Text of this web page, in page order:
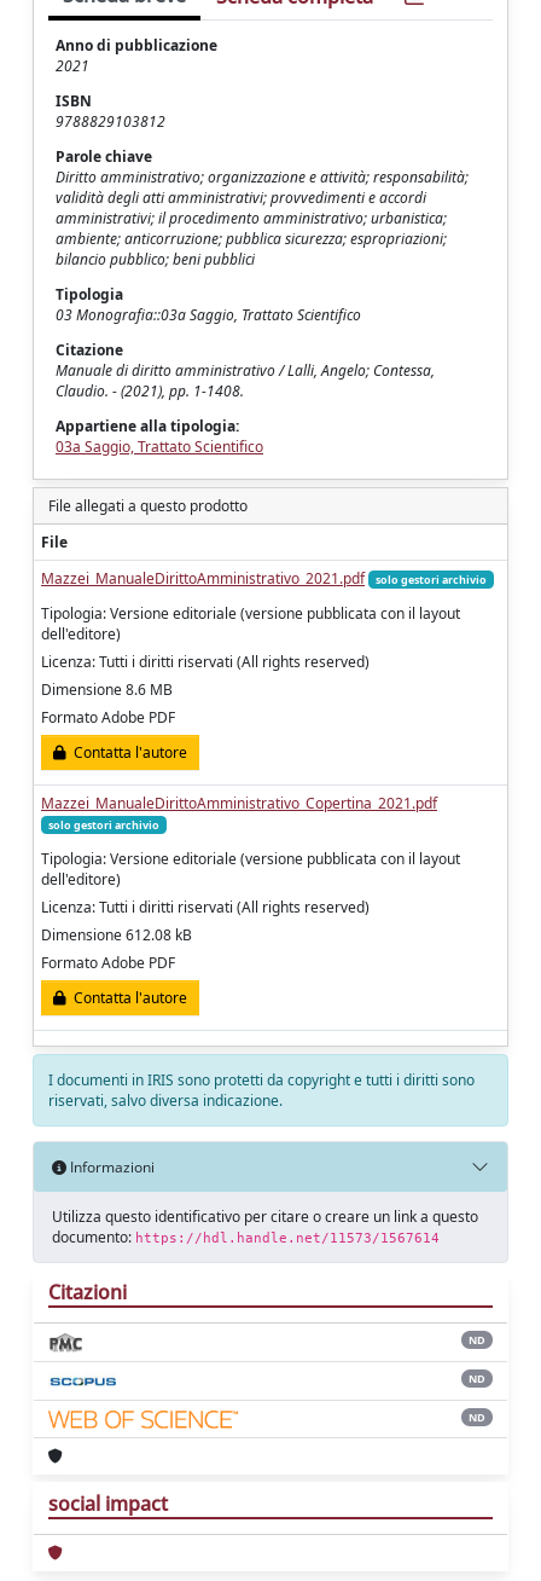
Anno di pubblicazione
2021
ISBN
9788829103812
Parole chiave
Diritto amministrativo; organizzazione e attività; responsabilità;
validità degli atti amministrativi; provvedimenti e accordi
amministrativi; il procedimento amministrativo; urbanistica;
ambiente; anticorruzione; pubblica sicurezza; espropriazioni;
bilancio pubblico; beni pubblici
Tipologia
03 Monografia::03a Saggio, Trattato Scientifico
Citazione
Manuale di diritto amministrativo / Lalli, Angelo; Contessa,
Claudio. - (2021), pp. 1-1408.
Appartiene alla tipologia:
03a Saggio, Trattato Scientifico
File allegati a questo prodotto
File
Mazzei_ManualeDirittoAmministrativo_2021.pdf
solo gestori archivio
Tipologia: Versione editoriale (versione pubblicata con il layout
dell'editore)
Licenza: Tutti i diritti riservati (All rights reserved)
Dimensione 8.6 MB
Formato Adobe PDF
Contatta l'autore
Mazzei_ManualeDirittoAmministrativo_Copertina_2021.pdf
solo gestori archivio
Tipologia: Versione editoriale (versione pubblicata con il layout
dell'editore)
Licenza: Tutti i diritti riservati (All rights reserved)
Dimensione 612.08 kB
Formato Adobe PDF
Contatta l'autore
I documenti in IRIS sono protetti da copyright e tutti i diritti sono
riservati, salvo diversa indicazione.
Informazioni
Utilizza questo identificativo per citare o creare un link a questo
documento: https://hdl.handle.net/11573/1567614
Citazioni
ND
ND
ND
social impact